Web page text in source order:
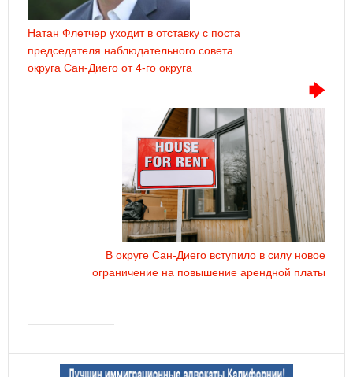
Натан Флетчер уходит в отставку с поста
председателя наблюдательного совета
округа Сан-Диего от 4-го округа
В округе Сан-Диего вступило в силу новое
ограничение на повышение арендной платы